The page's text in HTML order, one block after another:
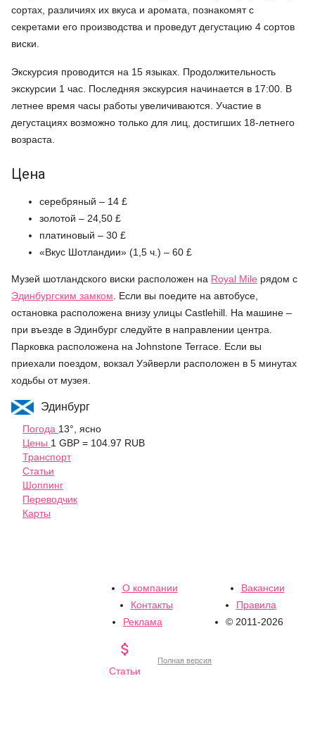
сортах, различиях их вкуса и аромата, познакомят с
секретами его производства и проведут дегустацию 4 сортов
виски.
Экскурсия проводится на 15 языках. Продолжительность
экскурсии 1 час. Последняя экскурсия начинается в 17:00. В
летнее время часы работы увеличиваются. Участие в
дегустациях возможно только для лиц, достигших 18-летнего
возраста.
Цена
серебряный – 14 £
золотой – 24,50 £
платиновый – 30 £
«Вкус Шотландии» (1,5 ч.) – 60 £
Музей шотландского виски расположен на Royal Mile рядом с
Эдинбургским замком. Если вы поедите на автобусе,
остановка расположена внизу улицы Castlehill. На машине –
при въезде в Эдинбург следуйте в направлении центра.
Парковка расположена на Johnstone Terrace. Если вы
приехали поездом, вокзал Уэйверли расположен в 5 минутах
ходьбы от музея.
Эдинбург
Погода 13°, ясно
Цены 1 GBP = 104.97 RUB
Транспорт
Статьи
Шоппинг
Переводчик
Карты
О компании
Вакансии
Контакты
Правила
Реклама
© 2011-2026

Статьи
Полная версия